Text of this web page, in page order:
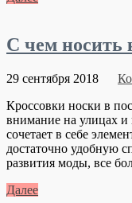
С чем носить
29 сентября 2018
Кроссовки носки в
внимание на улицах
сочетает в себе
достаточно удобную
развития моды, все
Далее